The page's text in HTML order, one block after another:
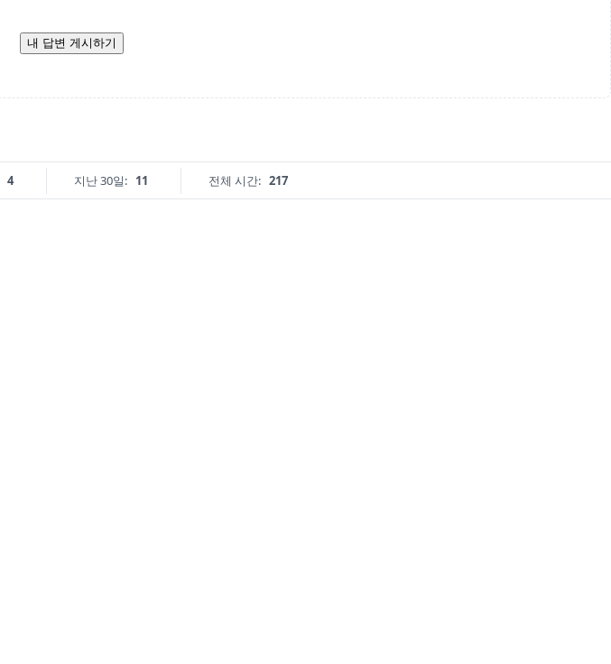
내 답변 게시하기
4 지난 30일: 11 전체 시간: 217